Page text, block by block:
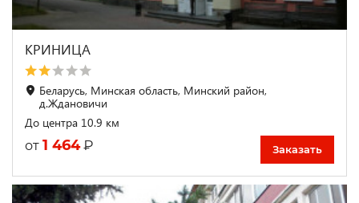
КРИНИЦА
Беларусь, Минская область, Минский район,
д.Ждановичи
До центра 10.9 км
от 1 464 ₽ Заказать